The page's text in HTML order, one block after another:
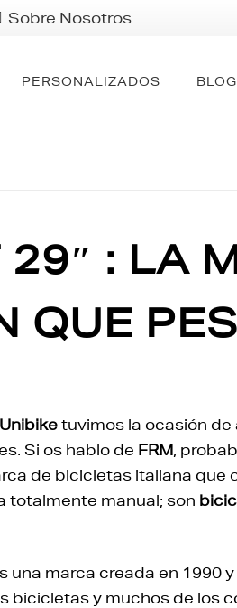
Sobre Nosotros
PERSONALIZADOS BLOG
: LA
QUE
Unibiketuvimos la ocasión de
Si os hablo de FRM ,
de bicicletas italiana que
totalmente manual; son
una marca creada en 1990
bicicletas y muchos de los